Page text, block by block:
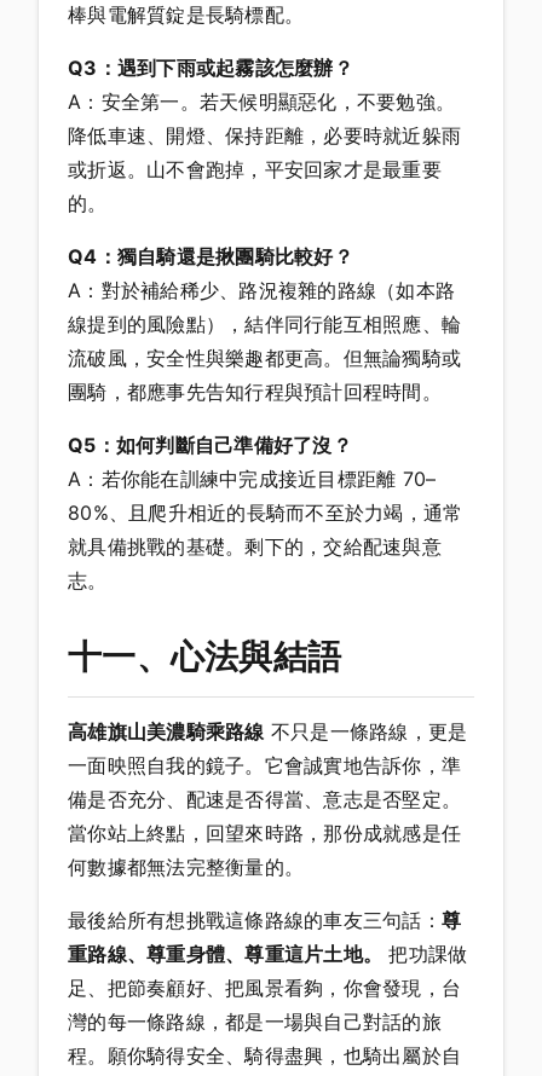
棒與電解質錠是長騎標配。
Q3：遇到下雨或起霧該怎麼辦？
A：安全第一。若天候明顯惡化，不要勉強。
降低車速、開燈、保持距離，必要時就近躲雨
或折返。山不會跑掉，平安回家才是最重要
的。
Q4：獨自騎還是揪團騎比較好？
A：對於補給稀少、路況複雜的路線（如本路
線提到的風險點），結伴同行能互相照應、輪
流破風，安全性與樂趣都更高。但無論獨騎或
團騎，都應事先告知行程與預計回程時間。
Q5：如何判斷自己準備好了沒？
A：若你能在訓練中完成接近目標距離 70–
80%、且爬升相近的長騎而不至於力竭，通常
就具備挑戰的基礎。剩下的，交給配速與意
志。
十一、心法與結語
高雄旗山美濃騎乘路線 不只是一條路線，更是
一面映照自我的鏡子。它會誠實地告訴你，準
備是否充分、配速是否得當、意志是否堅定。
當你站上終點，回望來時路，那份成就感是任
何數據都無法完整衡量的。
最後給所有想挑戰這條路線的車友三句話： 尊
重路線、尊重身體、尊重這片土地。
把功課做
足、把節奏顧好、把風景看夠，你會發現，台
灣的每一條路線，都是一場與自己對話的旅
程。願你騎得安全、騎得盡興，也騎出屬於自